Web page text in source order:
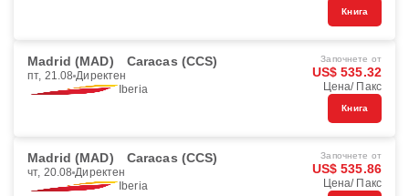
Книга
Madrid (MAD) Caracas (CCS)
пт, 21.08 Директен
Iberia
Започнете от
US$ 535.32
Цена/ Пакс
Книга
Madrid (MAD) Caracas (CCS)
чт, 20.08 Директен
Iberia
Започнете от
US$ 535.86
Цена/ Пакс